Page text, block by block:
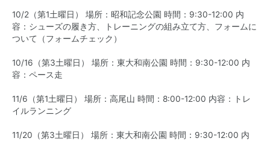
10/2（第1土曜日） 場所：昭和記念公園 時間：9:30-12:00 内
容：シューズの履き方、トレーニングの組み立て方、フォームに
ついて（フォームチェック）
10/16（第3土曜日） 場所：東大和南公園 時間：9:30-12:00 内
容：ペース走
11/6（第1土曜日） 場所：高尾山 時間：8:00-12:00 内容：トレ
イルランニング
11/20（第3土曜日） 場所：東大和南公園 時間：9:30-12:00 内